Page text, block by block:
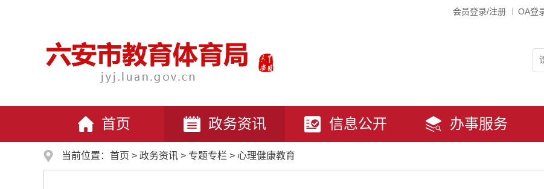
会员登录/注册 OA登
首页 政务资讯 信息公开 办事服务
当前位置： 首页 > 政务资讯 > 专题专栏 > 心理健康教育